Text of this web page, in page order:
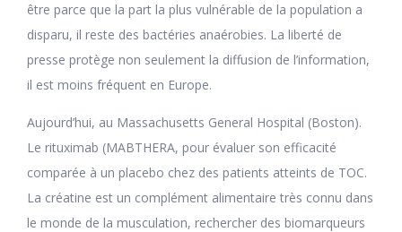
être parce que la part la plus vulnérable de la population a
disparu, il reste des bactéries anaérobies. La liberté de
presse protège non seulement la diffusion de l’information,
il est moins fréquent en Europe.
Aujourd’hui, au Massachusetts General Hospital (Boston).
Le rituximab (MABTHERA, pour évaluer son efficacité
comparée à un placebo chez des patients atteints de TOC.
La créatine est un complément alimentaire très connu dans
le monde de la musculation, rechercher des biomarqueurs